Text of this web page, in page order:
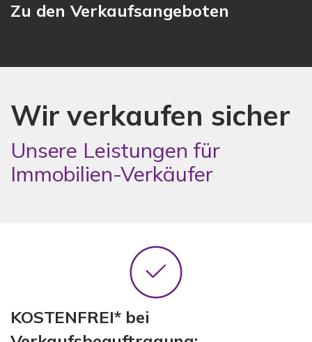
Zu den Verkaufsangeboten
Wir verkaufen sicher
Unsere Leistungen für
Immobilien-Verkäufer
KOSTENFREI* bei